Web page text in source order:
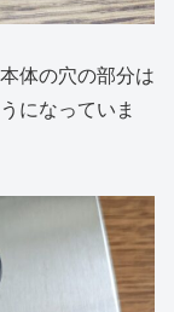
体の穴の部分は
になっていま